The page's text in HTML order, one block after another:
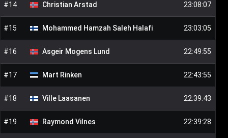
#14 Christian Arstad 23:08:07
#15 Mohammed Hamzah Saleh Halafi 23:03:05
#16 Asgeir Mogens Lund 22:49:55
#17 Mart Rinken 22:43:55
#18 Ville Laasanen 22:39:43
#19 Raymond Vilnes 22:39:28